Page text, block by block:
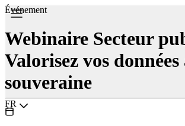
Choisir la langue
FR
Événement
Webinaire Secteur
Valorisez vos données
souveraine